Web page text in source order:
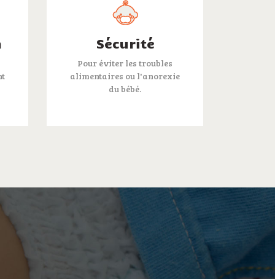
Sécurité
Pour éviter les troubles
alimentaires ou l'anorexie
du bébé.